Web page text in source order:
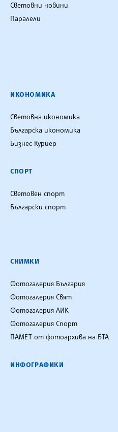
Световни новини
Паралели
ИКОНОМИКА
Световна икономика
Българска икономика
Бизнес Куриер
СПОРТ
Световен спорт
Български спорт
СНИМКИ
Фотогалерия България
Фотогалерия Свят
Фотогалерия ЛИК
Фотогалерия Спорт
ПАМЕТ от фотоархива на БТА
ИНФОГРАФИКИ